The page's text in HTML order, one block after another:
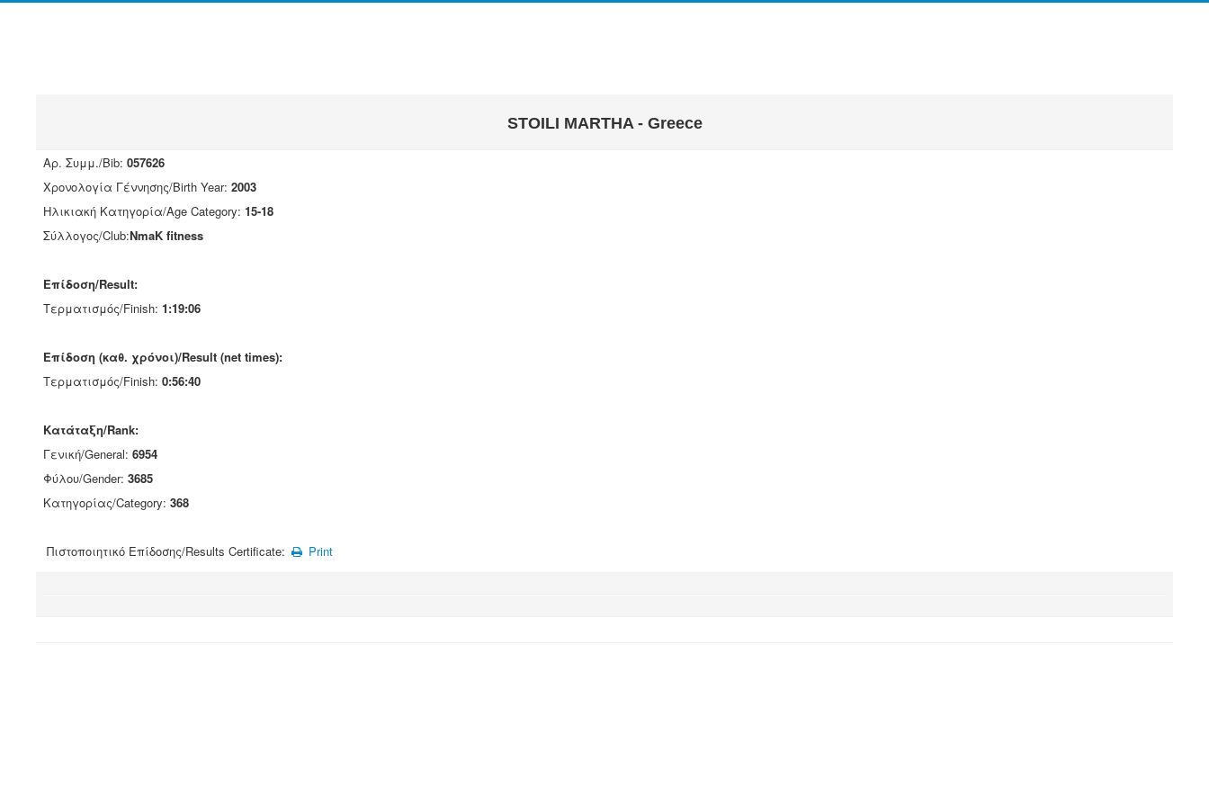
STOILI MARTHA - Greece
Αρ. Συμμ./Bib: 057626
Χρονολογία Γέννησης/Birth Year: 2003
Ηλικιακή Κατηγορία/Age Category: 15-18
Σύλλογος/Club:NmaK fitness
Επίδοση/Result:
Τερματισμός/Finish: 1:19:06
Επίδοση (καθ. χρόνοι)/Result (net times):
Τερματισμός/Finish: 0:56:40
Κατάταξη/Rank:
Γενική/General: 6954
Φύλου/Gender: 3685
Κατηγορίας/Category: 368
Πιστοποιητικό Επίδοσης/Results Certificate: Print